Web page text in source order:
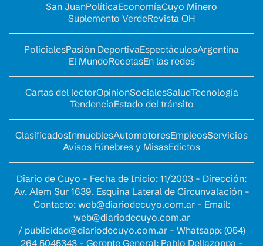
San JuanPolíticaEconomíaCuyo Minero
Suplemento VerdeRevista OH
PolicialesPasión DeportivaEspectáculosArgentina
El MundoRecetasEn las redes
Cartas del lectorOpinionSocialesSaludTecnología
TendenciaEstado del tránsito
ClasificadosInmueblesAutomotoresEmpleosServicios
Avisos Fúnebres y MisasEdictos
Diario de Cuyo - Fecha de Inicio: 11/2003 - Dirección:
Av. Alem Sur 1639. Esquina Lateral de Circunvalación -
Contacto: web@diariodecuyo.com.ar- Email:
web@diariodecuyo.com.ar
/ publicidad@diariodecuyo.com.ar- Whatsapp: (054)
264 5045343 - Gerente General: Pablo Dellazoppa -